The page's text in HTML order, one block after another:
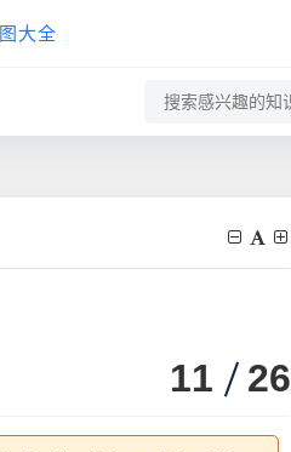
大全
11 26